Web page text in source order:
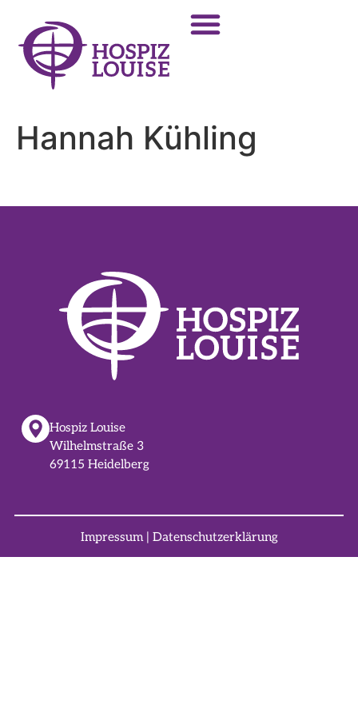
Hannah Kühling
Hospiz Louise
Wilhelmstraße 3
69115 Heidelberg
Impressum| Datenschutzerklärung